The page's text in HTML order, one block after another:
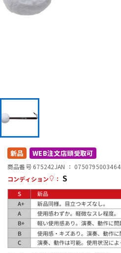
配信/ライブ機器
中古
新品 WEB注文店頭受取可
商品番号 675242JAN ： 0750795003464
コンディション
： S